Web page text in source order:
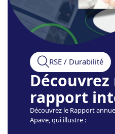
RSE / Durabilité
rapport
Découvrez le Rapport
Apave, qui illustre :